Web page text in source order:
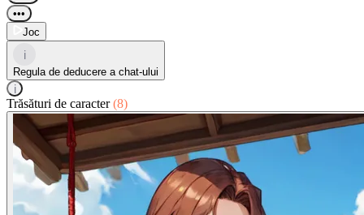
•••
Joc
i
Regula de deducere a chat-ului
i
Trăsături de caracter(8)